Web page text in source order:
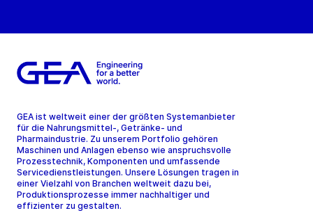
GEA ist weltweit einer der größten Systemanbieter
für die Nahrungsmittel-, Getränke- und
Pharmaindustrie. Zu unserem Portfolio gehören
Maschinen und Anlagen ebenso wie anspruchsvolle
Prozesstechnik, Komponenten und umfassende
Servicedienstleistungen. Unsere Lösungen tragen in
einer Vielzahl von Branchen weltweit dazu bei,
Produktionsprozesse immer nachhaltiger und
effizienter zu gestalten.